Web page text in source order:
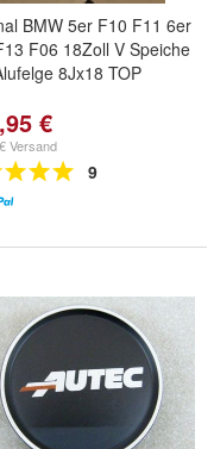
BMW 5er F10 F11 6er
F06 18Zoll V Speiche
8Jx18 TOP
€
Versand
9